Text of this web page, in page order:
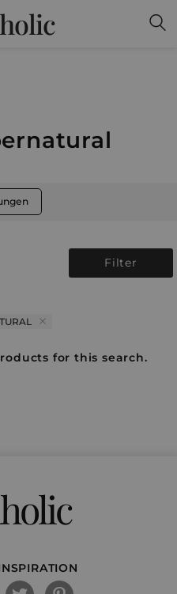
Filter
for this search.